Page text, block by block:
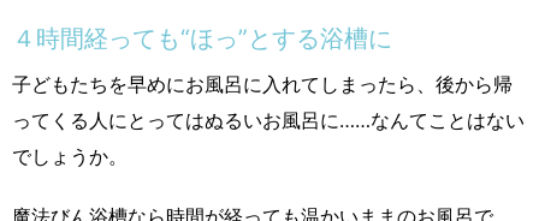
４時間経っても“ほっ”とする浴槽に
子どもたちを早めにお風呂に入れてしまったら、後から帰
ってくる人にとってはぬるいお風呂に……なんてことはない
でしょうか。
魔法びん浴槽なら時間が経っても温かいままのお風呂で、